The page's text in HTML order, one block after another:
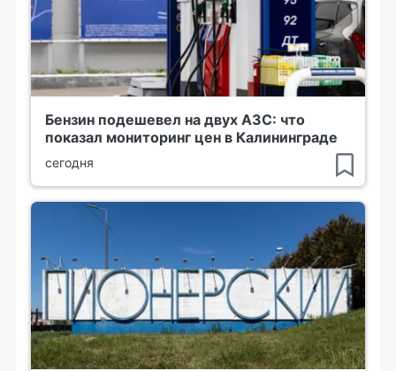
Бензин подешевел на двух АЗС: что
показал мониторинг цен в Калининграде
сегодня